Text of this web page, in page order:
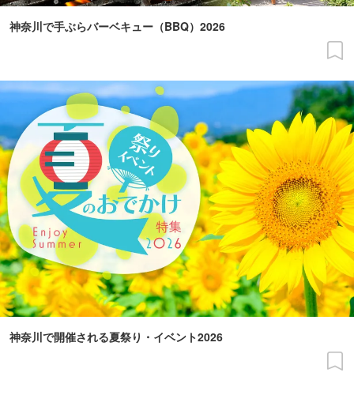
神奈川で手ぶらバーベキュー（BBQ）2026
神奈川で開催される夏祭り・イベント2026